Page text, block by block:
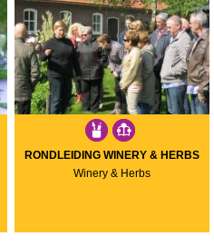
RONDLEIDING WINERY & HERBS
Winery & Herbs